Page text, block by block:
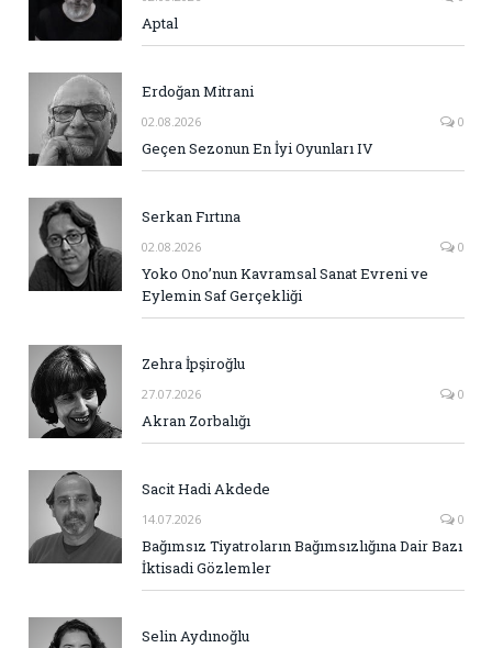
Aptal
Erdoğan Mitrani
02.08.2026 0
Geçen Sezonun En İyi Oyunları IV
Serkan Fırtına
02.08.2026 0
Yoko Ono’nun Kavramsal Sanat Evreni ve
Eylemin Saf Gerçekliği
Zehra İpşiroğlu
27.07.2026 0
Akran Zorbalığı
Sacit Hadi Akdede
14.07.2026 0
Bağımsız Tiyatroların Bağımsızlığına Dair Bazı
İktisadi Gözlemler
Selin Aydınoğlu